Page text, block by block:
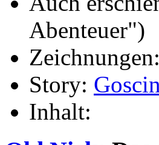
Abenteuer")
Zeichnungen:
Story:
Inhalt: